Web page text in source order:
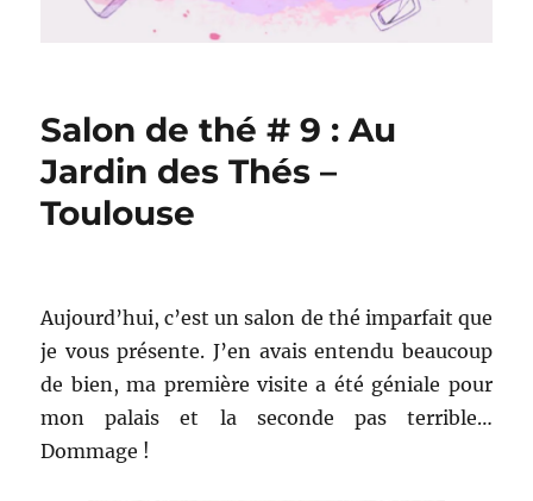
Salon de thé # 9 : Au
Jardin des Thés –
Toulouse
Aujourd’hui, c’est un salon de thé imparfait que
je vous présente. J’en avais entendu beaucoup
de bien, ma première visite a été géniale pour
mon palais et la seconde pas terrible…
Dommage !